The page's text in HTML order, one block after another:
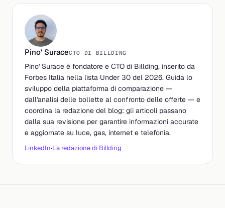
Pino' SuraceCTO DI BILLDING
Pino' Surace è fondatore e CTO di Billding, inserito da
Forbes Italia nella lista Under 30 del 2026. Guida lo
sviluppo della piattaforma di comparazione —
dall'analisi delle bollette al confronto delle offerte — e
coordina la redazione del blog: gli articoli passano
dalla sua revisione per garantire informazioni accurate
e aggiornate su luce, gas, internet e telefonia.
LinkedIn·La redazione di Billding